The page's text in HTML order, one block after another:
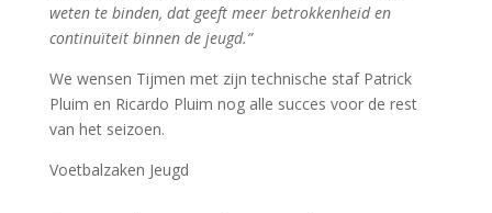
weten te binden, dat geeft meer betrokkenheid en
continuïteit binnen de jeugd.”
We wensen Tijmen met zijn technische staf Patrick
Pluim en Ricardo Pluim nog alle succes voor de rest
van het seizoen.
Voetbalzaken Jeugd